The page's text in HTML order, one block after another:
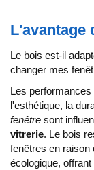
L'avantage
Le bois est-il
changer mes
Les
l'esthétique, la
fenêtre sont
vitrerie. Le bois
fenêtres en raison
écologique,